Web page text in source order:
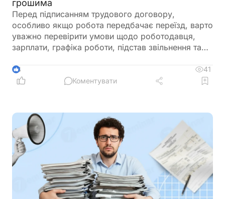
грошима
Перед підписанням трудового договору,
особливо якщо робота передбачає переїзд, варто
уважно перевірити умови щодо роботодавця,
зарплати, графіка роботи, підстав звільнення та
працівника
4
41
Коментувати